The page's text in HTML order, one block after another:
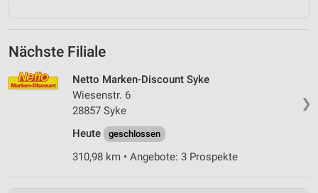
Nächste Filiale
❯
Netto Marken-Discount Syke
Wiesenstr. 6
28857 Syke
Heute
geschlossen
310,98 km • Angebote: 3 Prospekte